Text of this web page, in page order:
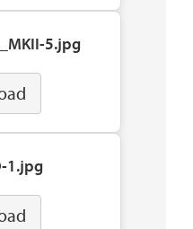
5.jpg
1.jpg